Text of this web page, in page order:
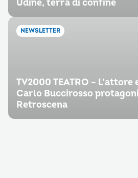
Udine, terra di confine
NEWSLETTER
TV2000 TEATRO –
Carlo Buccirosso
Retroscena